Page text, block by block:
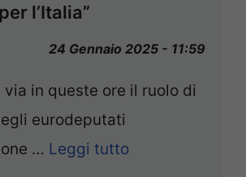
l’Italia”
24 Gennaio 2025 - 11:59
via in queste ore il ruolo di
eurodeputati
… Leggi tutto